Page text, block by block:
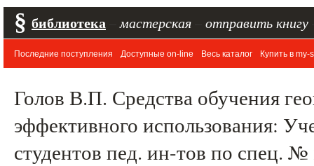
§ библиотека мастерская отправить книгу
Последние поступления Доступные on-line Весь каталог Купить в my-
Голов В.П. Средства обучения
эффективного использования:
студентов пед. ин-тов по спец.